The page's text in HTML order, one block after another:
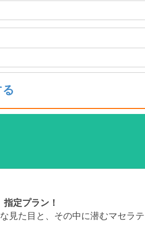
定プラン！
見た目と、その中に潜むマセラ